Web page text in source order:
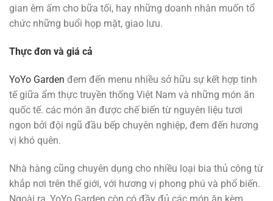
gian êm ấm cho bữa tối, hay những doanh nhân muốn tổ
chức những buổi họp mặt, giao lưu.
Thực đơn và giá cả
YoYo Garden đem đến menu nhiều sở hữu sự kết hợp tinh
tế giữa ẩm thực truyền thống Việt Nam và những món ăn
quốc tế. các món ăn được chế biến từ nguyên liệu tươi
ngon bởi đội ngũ đầu bếp chuyên nghiệp, đem đến hương
vị khó quên.
Nhà hàng cũng chuyên dụng cho nhiều loại bia thủ công từ
khắp nơi trên thế giới, với hương vị phong phú và phổ biến.
Ngoài ra, YoYo Garden còn có đầy đủ các món ăn kèm